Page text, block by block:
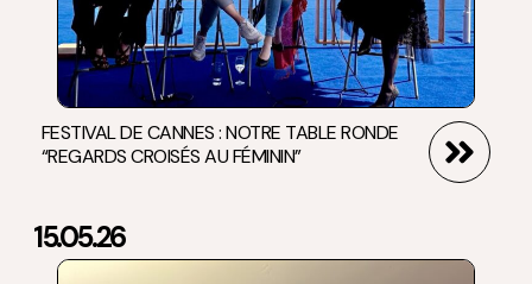
FESTIVAL DE CANNES : NOTRE TABLE RONDE
“REGARDS CROISÉS AU FÉMININ”
15.05.26